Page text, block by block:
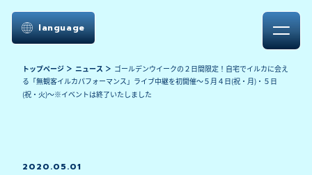
language
トップページ ニュース
ゴールデンウイークの２日間限定！自宅でイルカに会え
る「無観客イルカパフォーマンス」ライブ中継を初開催～５月４日(祝・月)・５日
(祝・火)～※イベントは終了いたしました
2020.05.01